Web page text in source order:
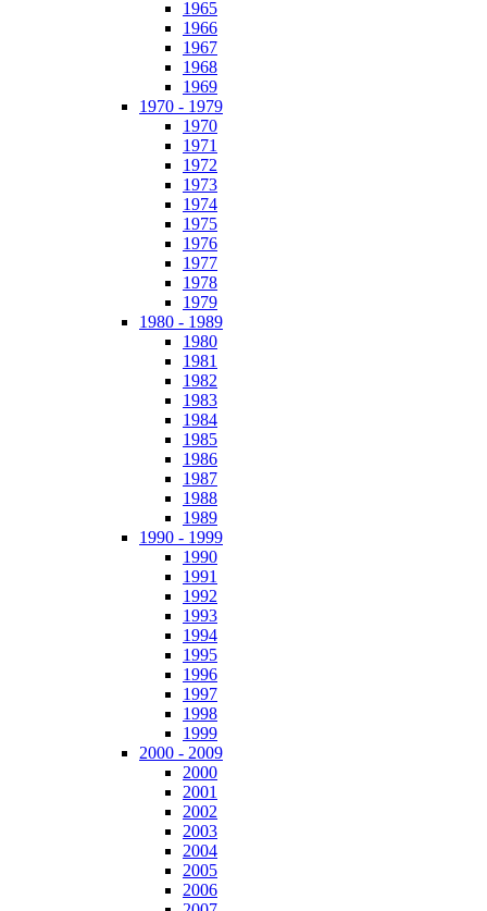
1965
1966
1967
1968
1969
1970 - 1979
1970
1971
1972
1973
1974
1975
1976
1977
1978
1979
1980 - 1989
1980
1981
1982
1983
1984
1985
1986
1987
1988
1989
1990 - 1999
1990
1991
1992
1993
1994
1995
1996
1997
1998
1999
2000 - 2009
2000
2001
2002
2003
2004
2005
2006